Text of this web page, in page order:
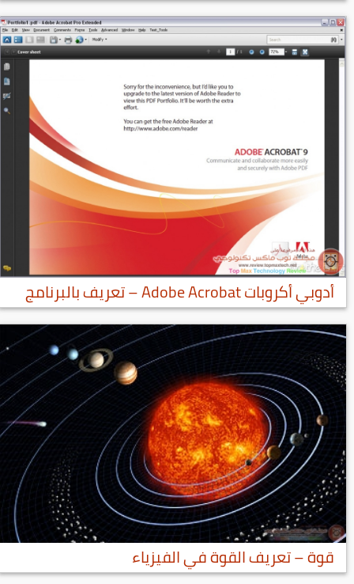
أدوبي أكروبات Adobe Acrobat – تعريف بالبرنامج
قوة – تعريف القوة في الفيزياء